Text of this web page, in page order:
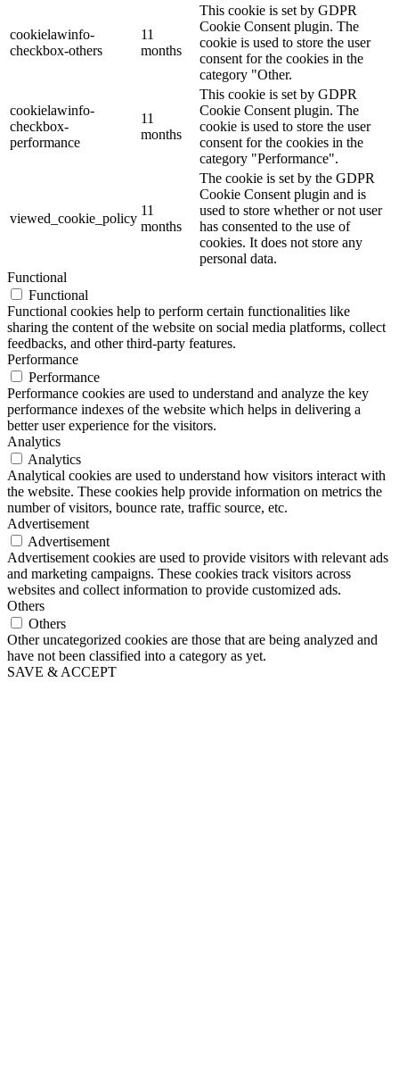
cookielawinfo-
checkbox-others
11
months
This cookie is set by GDPR
Cookie Consent plugin. The
cookie is used to store the user
consent for the cookies in the
category "Other.
cookielawinfo-
checkbox-
performance
11
months
This cookie is set by GDPR
Cookie Consent plugin. The
cookie is used to store the user
consent for the cookies in the
category "Performance".
viewed_cookie_policy
11
months
The cookie is set by the GDPR
Cookie Consent plugin and is
used to store whether or not user
has consented to the use of
cookies. It does not store any
personal data.
Functional
Functional
Functional cookies help to perform certain functionalities like
sharing the content of the website on social media platforms, collect
feedbacks, and other third-party features.
Performance
Performance
Performance cookies are used to understand and analyze the key
performance indexes of the website which helps in delivering a
better user experience for the visitors.
Analytics
Analytics
Analytical cookies are used to understand how visitors interact with
the website. These cookies help provide information on metrics the
number of visitors, bounce rate, traffic source, etc.
Advertisement
Advertisement
Advertisement cookies are used to provide visitors with relevant ads
and marketing campaigns. These cookies track visitors across
websites and collect information to provide customized ads.
Others
Others
Other uncategorized cookies are those that are being analyzed and
have not been classified into a category as yet.
SAVE & ACCEPT